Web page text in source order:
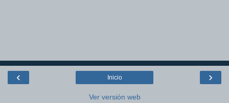
‹ ›
Inicio
Ver versión web